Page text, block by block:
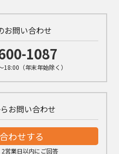
お問い合わせ
1087
（年末年始除く）
お問い合わせ
わせする
営業日以内にご回答